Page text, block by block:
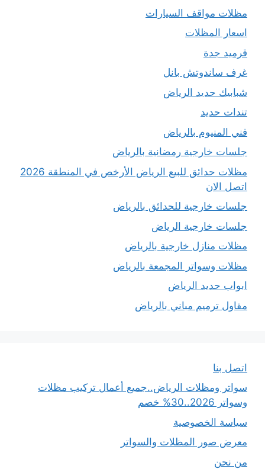
مظلات مواقف السيارات
اسعار المظلات
قرميد جدة
غرف ساندوتش بانل
شبابيك حديد الرياض
تندات حديد
فني المنيوم بالرياض
جلسات خارجية رمضانية بالرياض
مظلات حدائق للبيع الرياض الأرخص في المنطقة 2026
اتصل الان
جلسات خارجية للحدائق بالرياض
جلسات خارجية الرياض
مظلات منازل خارجية بالرياض
مظلات وسواتر المجمعة بالرياض
ابواب حديد الرياض
مقاول ترميم مباني بالرياض
اتصل بنا
سواتر ومظلات الرياض..جميع أعمال تركيب مظلات
وسواتر 2026..30% خصم
سياسة الخصوصية
معرض صور المظلات والسواتر
من نحن